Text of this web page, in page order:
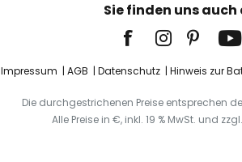
Sie finden uns auch
Impressum AGB Datenschutz Hinweis zur
Die durchgestrichenen Preise entsprechen
Alle Preise in €, inkl. 19 % MwSt. und